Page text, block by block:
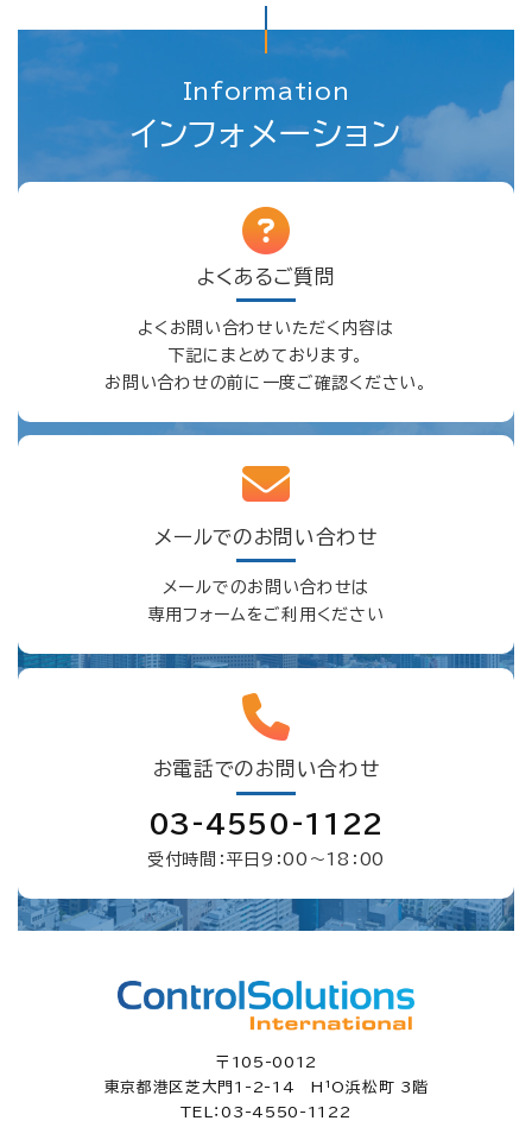
インフォメーション
Information
よくあるご質問
よくお問い合わせいただく内容は
下記にまとめております。
お問い合わせの前に一度ご確認ください。
メールでのお問い合わせ
メールでのお問い合わせは
専用フォームをご利用ください
お電話でのお問い合わせ
03-4550-1122
受付時間：平日9：00〜18：00
〒105-0012
東京都港区芝大門1-2-14 H¹O浜松町 3階
TEL：03-4550-1122